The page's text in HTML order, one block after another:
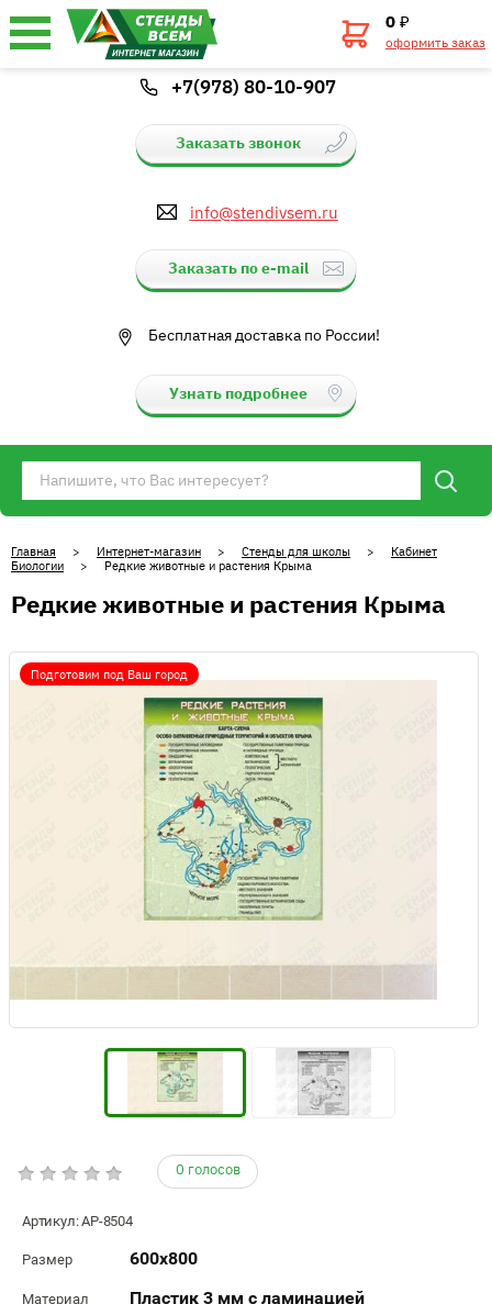
0₽
оформить заказ
+7(978) 80-10-907
Заказать звонок
info@stendivsem.ru
Заказать по e-mail
Бесплатная доставка по России!
Узнать подробнее
Главная > Интернет-магазин > Стенды для школы > Кабинет
Биологии > Редкие животные и растения Крыма
Редкие животные и растения Крыма
Подготовим под Ваш город
0 голосов
Артикул:АР-8504
Размер 600х800
Материал Пластик 3 мм с ламинацией